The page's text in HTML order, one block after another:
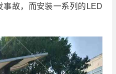
事故，而安装一系列的LED